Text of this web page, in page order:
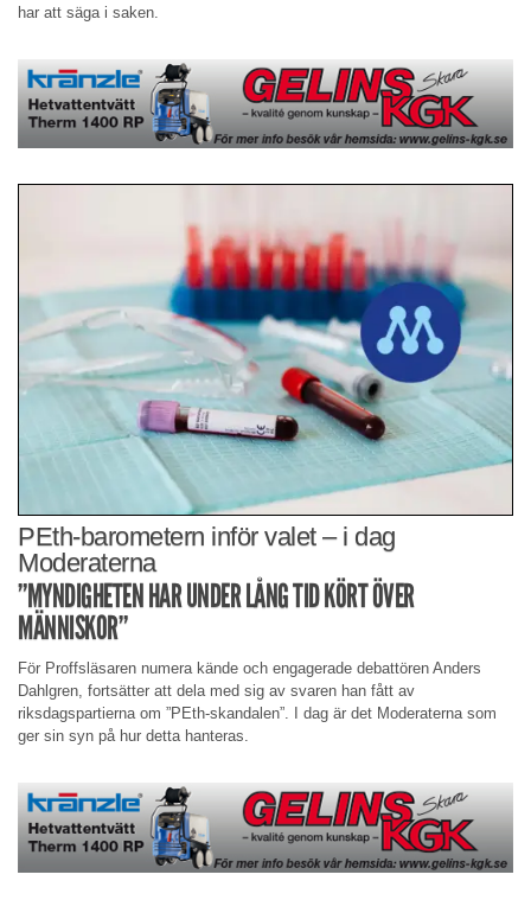
har att säga i saken.
PEth-barometern inför valet – i dag
Moderaterna
”MYNDIGHETEN HAR UNDER LÅNG TID KÖRT ÖVER
MÄNNISKOR”
För Proffsläsaren numera kände och engagerade debattören Anders
Dahlgren, fortsätter att dela med sig av svaren han fått av
riksdagspartierna om ”PEth-skandalen”. I dag är det Moderaterna som
ger sin syn på hur detta hanteras.